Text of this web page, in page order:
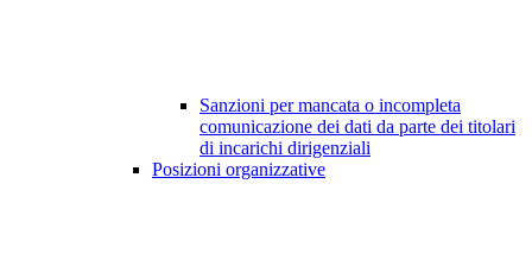
Sanzioni per mancata o incompleta
comunicazione dei dati da parte dei titolari
di incarichi dirigenziali
Posizioni organizzative